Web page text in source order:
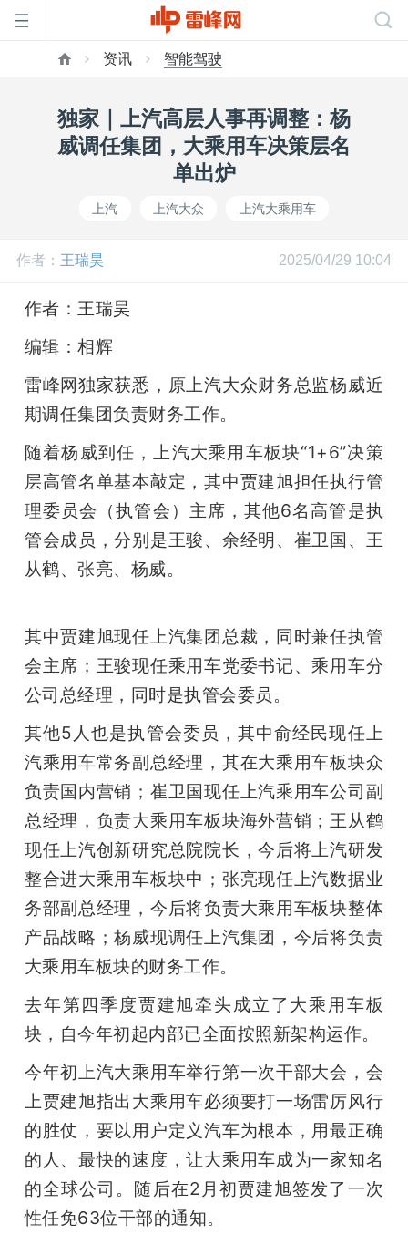
页
公
开
课
活
动
中
心
GAIR
专
题
爱
搞
机
资讯 智能驾驶
独家｜上汽高层人事再调整：杨
威调任集团，大乘用车决策层名
单出炉
上汽 上汽大众 上汽大乘用车
作者： 王瑞昊 2025/04/29 10:04
作者：王瑞昊
编辑：相辉
雷峰网独家获悉，原上汽大众财务总监杨威近
期调任集团负责财务工作。
随着杨威到任，上汽大乘用车板块“1+6”决策
层高管名单基本敲定，其中贾建旭担任执行管
理委员会（执管会）主席，其他6名高管是执
管会成员，分别是王骏、余经明、崔卫国、王
从鹤、张亮、杨威。
其中贾建旭现任上汽集团总裁，同时兼任执管
会主席；王骏现任乘用车党委书记、乘用车分
公司总经理，同时是执管会委员。
其他5人也是执管会委员，其中俞经民现任上
汽乘用车常务副总经理，其在大乘用车板块众
负责国内营销；崔卫国现任上汽乘用车公司副
总经理，负责大乘用车板块海外营销；王从鹤
现任上汽创新研究总院院长，今后将上汽研发
整合进大乘用车板块中；张亮现任上汽数据业
务部副总经理，今后将负责大乘用车板块整体
产品战略；杨威现调任上汽集团，今后将负责
大乘用车板块的财务工作。
去年第四季度贾建旭牵头成立了大乘用车板
块，自今年初起内部已全面按照新架构运作。
今年初上汽大乘用车举行第一次干部大会，会
上贾建旭指出大乘用车必须要打一场雷厉风行
的胜仗，要以用户定义汽车为根本，用最正确
的人、最快的速度，让大乘用车成为一家知名
的全球公司。随后在2月初贾建旭签发了一次
性任免63位干部的通知。